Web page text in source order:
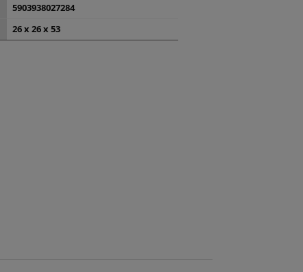
5903938027284
26 x 26 x 53